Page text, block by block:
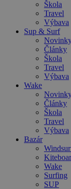
Škola
Travel
Výbava
Sup & Surf
Články
Škola
Travel
Výbava
Wake
Články
Škola
Travel
Výbava
Bazár
Wake
Surfing
SUP